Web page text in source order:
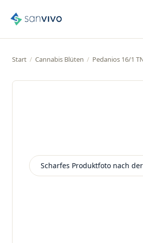
Start / Cannabis Blüten / Pedanios 16/1
Scharfes Produktfoto nach